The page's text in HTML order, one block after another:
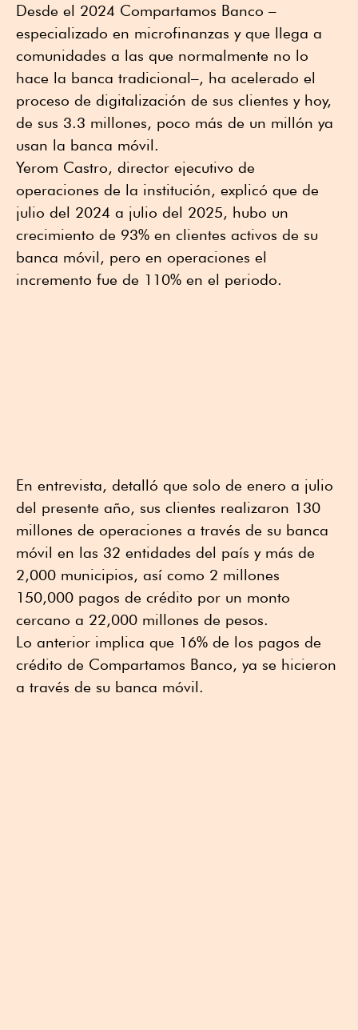
Desde el 2024 Compartamos Banco –
especializado en microfinanzas y que llega a
comunidades a las que normalmente no lo
hace la banca tradicional–, ha acelerado el
proceso de digitalización de sus clientes y hoy,
de sus 3.3 millones, poco más de un millón ya
usan la banca móvil.
Yerom Castro, director ejecutivo de
operaciones de la institución, explicó que de
julio del 2024 a julio del 2025, hubo un
crecimiento de 93% en clientes activos de su
banca móvil, pero en operaciones el
incremento fue de 110% en el periodo.
En entrevista, detalló que solo de enero a julio
del presente año, sus clientes realizaron 130
millones de operaciones a través de su banca
móvil en las 32 entidades del país y más de
2,000 municipios, así como 2 millones
150,000 pagos de crédito por un monto
cercano a 22,000 millones de pesos.
Lo anterior implica que 16% de los pagos de
crédito de Compartamos Banco, ya se hicieron
a través de su banca móvil.